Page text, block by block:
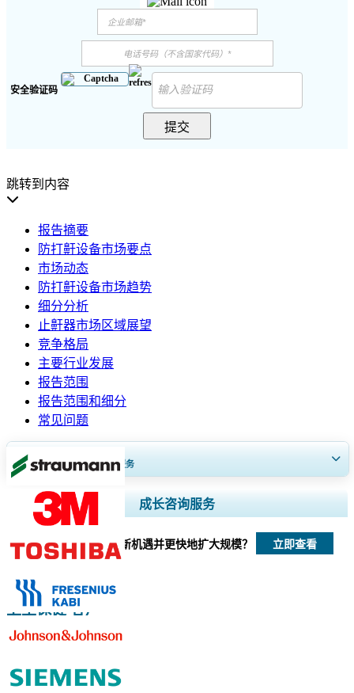
安全验证码
提交
跳转到内容
报告摘要
防打鼾设备市场要点
市场动态
防打鼾设备市场趋势
细分分析
止鼾器市场区域展望
竞争格局
主要行业发展
报告范围
报告范围和细分
常见问题
获得30至60小时免费定制服务
扩大区域和国家覆盖范围， 细分市场分析， 公司简介， 竞争基准分析，
以及最终用户洞察。
立即定制
成长咨询服务
我们如何帮助您发现新机遇并更快地扩大规模？ 立即查看
卫生保健 客户
相关报道